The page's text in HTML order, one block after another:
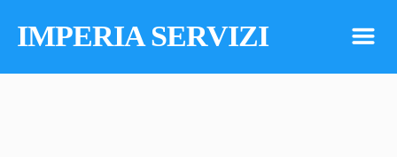
IMPERIA SERVIZI m